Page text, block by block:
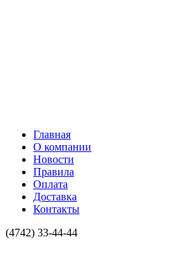
Главная
О компании
Новости
Правила
Оплата
Доставка
Контакты
(4742) 33-44-44